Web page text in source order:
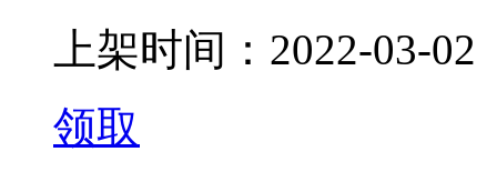
上架时间：2022-03-02
领取